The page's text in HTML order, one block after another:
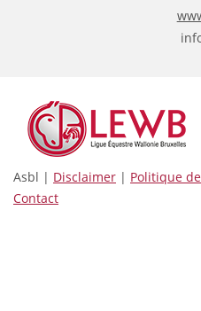
Asbl | Disclaimer | Politique
Contact